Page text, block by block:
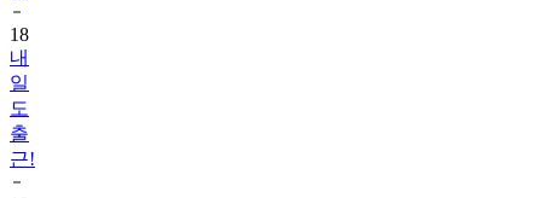
18
내
일
도
출
근!